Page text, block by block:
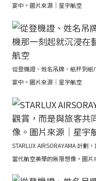
宴中。圖片來源｜星宇航空
從登機證、姓名吊牌、紙杯到
宴中。圖片來源｜星宇航空
STARLUX AIRSORAYAMA 計
當代航空美學的無限想像。圖片